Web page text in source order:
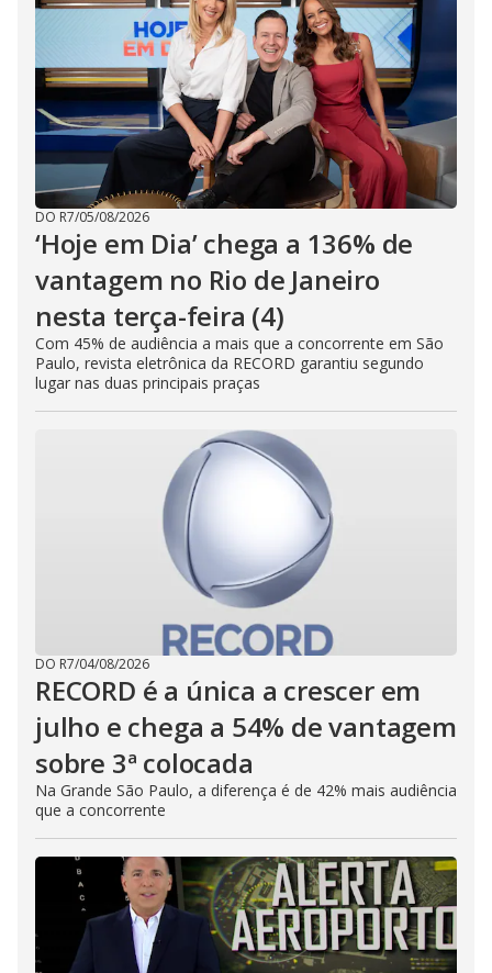
DO R7/05/08/2026
‘Hoje em Dia’ chega a 136% de
vantagem no Rio de Janeiro
nesta terça-feira (4)
Com 45% de audiência a mais que a concorrente em São
Paulo, revista eletrônica da RECORD garantiu segundo
lugar nas duas principais praças
DO R7/04/08/2026
RECORD é a única a crescer em
julho e chega a 54% de vantagem
sobre 3ª colocada
Na Grande São Paulo, a diferença é de 42% mais audiência
que a concorrente